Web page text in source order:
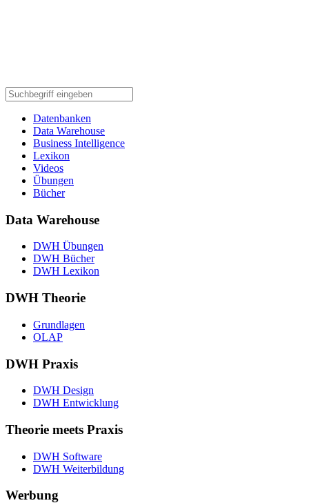
Datenbanken
Data Warehouse
Business Intelligence
Lexikon
Videos
Übungen
Bücher
Data Warehouse
DWH Übungen
DWH Bücher
DWH Lexikon
DWH Theorie
Grundlagen
OLAP
DWH Praxis
DWH Design
DWH Entwicklung
Theorie meets Praxis
DWH Software
DWH Weiterbildung
Werbung